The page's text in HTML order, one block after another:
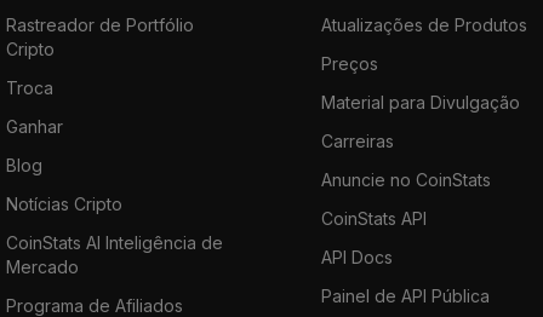
Rastreador de Portfólio
Cripto
Troca
Ganhar
Blog
Notícias Cripto
CoinStats AI Inteligência de
Mercado
Programa de Afiliados
Atualizações de Produtos
Preços
Material para Divulgação
Carreiras
Anuncie no CoinStats
CoinStats API
API Docs
Painel de API Pública